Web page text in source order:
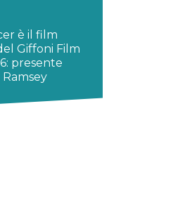
è il film
Giffoni Film
presente